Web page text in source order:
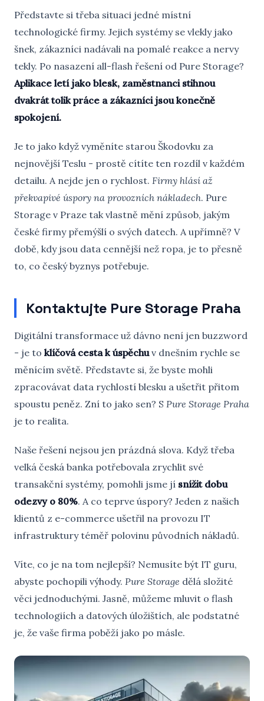
Představte si třeba situaci jedné místní
technologické firmy. Jejich systémy se vlekly jako
šnek, zákazníci nadávali na pomalé reakce a nervy
tekly. Po nasazení all-flash řešení od Pure Storage?
Aplikace letí jako blesk, zaměstnanci stihnou
dvakrát tolik práce a zákazníci jsou konečně
spokojení.
Je to jako když vyměníte starou Škodovku za
nejnovější Teslu - prostě cítíte ten rozdíl v každém
detailu. A nejde jen o rychlost. Firmy hlásí až
překvapivé úspory na provozních nákladech. Pure
Storage v Praze tak vlastně mění způsob, jakým
české firmy přemýšlí o svých datech. A upřímně? V
době, kdy jsou data cennější než ropa, je to přesně
to, co český byznys potřebuje.
Kontaktujte Pure Storage Praha
Digitální transformace už dávno není jen buzzword
- je to klíčová cesta k úspěchuv dnešním rychle se
měnícím světě. Představte si, že byste mohli
zpracovávat data rychlostí blesku a ušetřit přitom
spoustu peněz. Zní to jako sen? S Pure Storage Praha
je to realita.
Naše řešení nejsou jen prázdná slova. Když třeba
velká česká banka potřebovala zrychlit své
transakční systémy, pomohli jsme jí snížit dobu
odezvy o 80%. A co teprve úspory? Jeden z našich
klientů z e-commerce ušetřil na provozu IT
infrastruktury téměř polovinu původních nákladů.
Víte, co je na tom nejlepší? Nemusíte být IT guru,
abyste pochopili výhody. Pure Storage dělá složité
věci jednoduchými. Jasně, můžeme mluvit o flash
technologiích a datových úložištích, ale podstatné
je, že vaše firma poběží jako po másle.